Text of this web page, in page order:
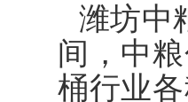
潍坊中
间，中
桶行业